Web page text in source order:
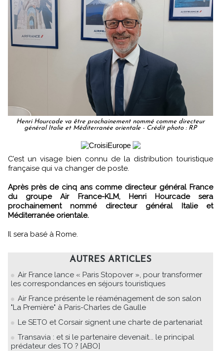
Henri Hourcade va être prochainement nommé comme directeur
général Italie et Méditerranée orientale - Crédit photo : RP
C’est un visage bien connu de la distribution touristique
française qui va changer de poste.
Après près de cinq ans comme directeur général France
du groupe Air France-KLM, Henri Hourcade sera
prochainement nommé directeur général Italie et
Méditerranée orientale.
Il sera basé à Rome.
AUTRES ARTICLES
Air France lance « Paris Stopover », pour transformer
les correspondances en séjours touristiques
Air France présente le réaménagement de son salon
"La Première" à Paris-Charles de Gaulle
Le SETO et Corsair signent une charte de partenariat
Transavia : et si le partenaire devenait... le principal
prédateur des TO ? [ABO]